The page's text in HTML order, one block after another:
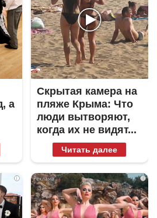
а
Скрытая камера на
пляже Крыма: Что
люди вытворяют,
когда их не видят...
Читать далее
i i